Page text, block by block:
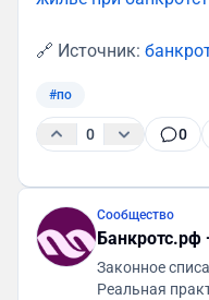
🔗 Источник:
#по
0 0
Сообщество
Банкротс.рф
Законное
Реальная